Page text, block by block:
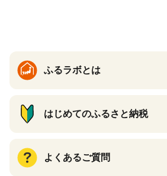
ギフト ふるさと納税 ）
ふるラボとは
はじめてのふるさと納税
よくあるご質問